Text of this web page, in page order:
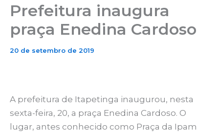
Prefeitura inaugura
praça Enedina Cardoso
20 de setembro de 2019
A prefeitura de Itapetinga inaugurou, nesta
sexta-feira, 20, a praça Enedina Cardoso. O
lugar, antes conhecido como Praça da Ipam